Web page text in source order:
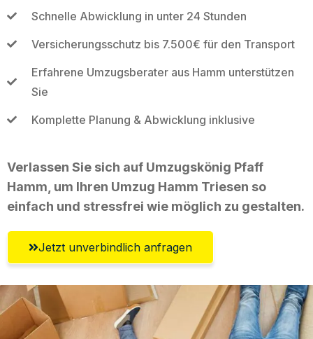
Schnelle Abwicklung in unter 24 Stunden
Versicherungsschutz bis 7.500€ für den Transport
Erfahrene Umzugsberater aus Hamm unterstützen
Sie
Komplette Planung & Abwicklung inklusive
Verlassen Sie sich auf Umzugskönig Pfaff
Hamm, um Ihren Umzug Hamm Triesen so
einfach und stressfrei wie möglich zu gestalten.
Jetzt unverbindlich anfragen